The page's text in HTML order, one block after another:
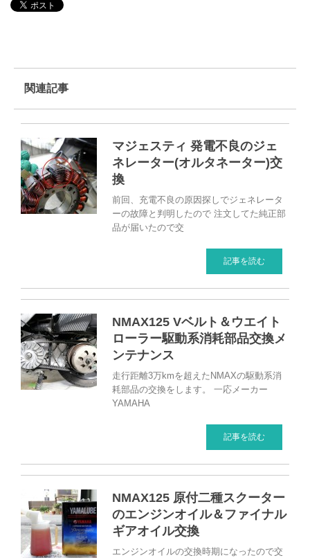
関連記事
マジェスティ 発電不良のジェ
ネレーター(オルタネーター)交
換
前回、充電不良の原因探しでジェネレータ
ーの故障と判明したので 注文してた純正部
品が届いたので交
記事を読む
NMAX125 Vベルト＆ウエイト
ローラー駆動系消耗部品交換メ
ンテナンス
走行距離3万kmを超えたNMAXの駆動系消
耗部品の交換をします。 一応メーカー
YAMAHA
記事を読む
NMAX125 原付二種スクーター
のエンジンオイル＆ファイナル
ギアオイル交換
エンジンオイルの交換時期になったので交